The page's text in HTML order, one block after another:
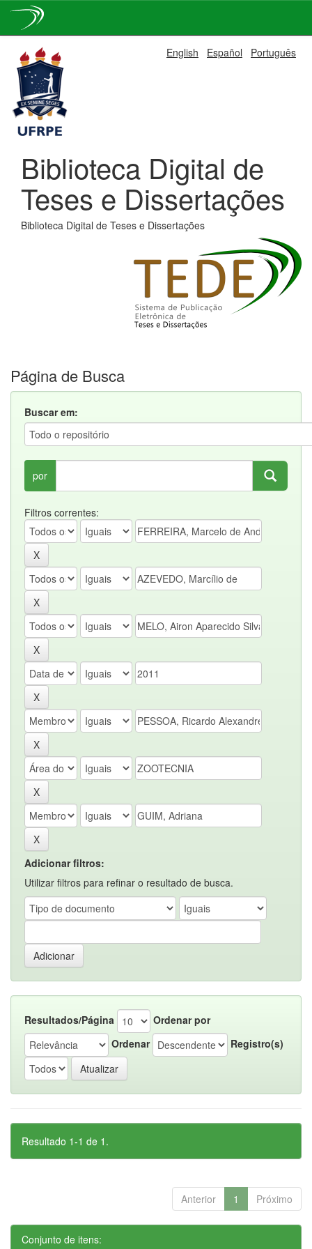
navigation
English Español Português
Biblioteca Digital de
Teses e Dissertações
Biblioteca Digital de Teses e Dissertações
Página de Busca
Buscar em:
por
Filtros correntes:
Adicionar filtros:
Utilizar filtros para refinar o resultado de busca.
Resultados/Página
Ordenar por
Ordenar
Registro(s)
Resultado 1-1 de 1.
Anterior 1 Próximo
Conjunto de itens: